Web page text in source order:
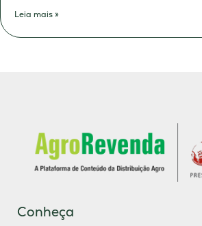
Leia mais »
Conheça